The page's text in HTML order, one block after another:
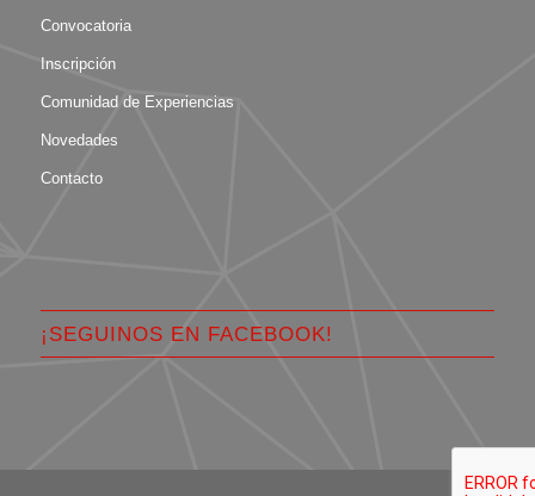
Convocatoria
Inscripción
Comunidad de Experiencias
Novedades
Contacto
¡SEGUINOS EN FACEBOOK!